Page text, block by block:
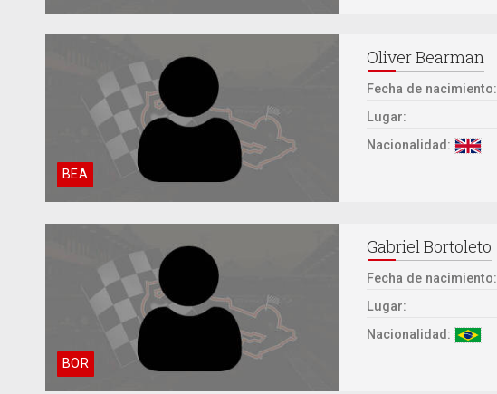
BEA
Oliver Bearman
Fecha de nacimiento:
Lugar:
Nacionalidad:
BOR
Gabriel Bortoleto
Fecha de nacimiento:
Lugar:
Nacionalidad: